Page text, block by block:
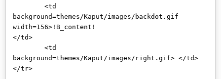
<td
background=themes/Kaput/images/backdot.gif
width=156>!B_content!
</td>
<td
background=themes/Kaput/images/right.gif> </td>
</tr>